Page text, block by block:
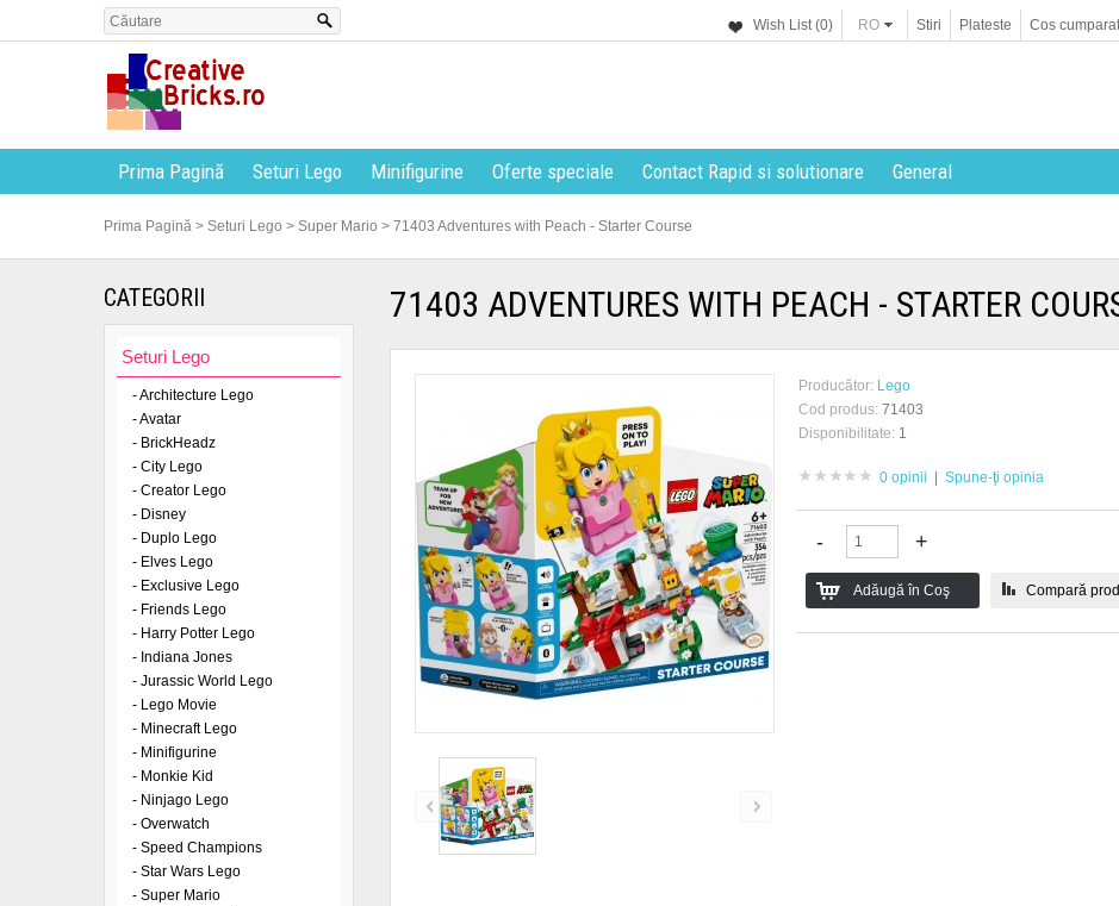
Cos
Plateste
Stiri
RO
Wish List (0)
Prima Pagină Seturi Lego Minifigurine Oferte speciale Contact Rapid si solutionare General
Prima Pagină > Seturi Lego > Super Mario > 71403 Adventures with Peach - Starter Course
CATEGORII
Seturi Lego
- Architecture Lego
- Avatar
- BrickHeadz
- City Lego
- Creator Lego
- Disney
- Duplo Lego
- Elves Lego
- Exclusive Lego
- Friends Lego
- Harry Potter Lego
- Indiana Jones
- Jurassic World Lego
- Lego Movie
- Minecraft Lego
- Minifigurine
- Monkie Kid
- Ninjago Lego
- Overwatch
- Speed Champions
- Star Wars Lego
- Super Mario
71403 ADVENTURES WITH PEACH - STARTER
Producător: Lego
Cod produs: 71403
Disponibilitate: 1
0 opinii Spune-ţi opinia
Compară